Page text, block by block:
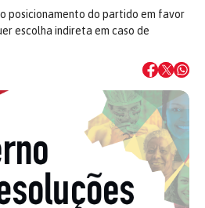
posicionamento do partido em favor
escolha indireta em caso de